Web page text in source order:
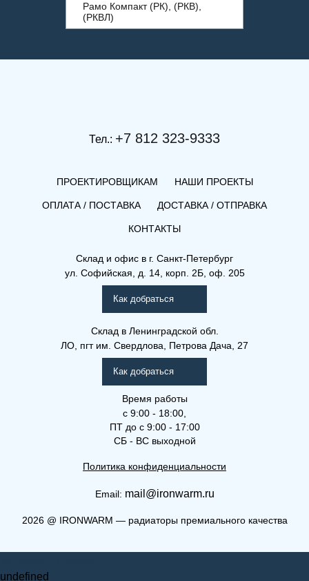
Рамо Компакт (РК), (РКВ),
(РКВЛ)
Рамо Компакт (РК), (РКВ),
(РКВ) 11-300-2800
Рамо Компакт (РК), (РКВ),
Тел.: +7 812 323-9333
ПРОЕКТИРОВЩИКАМ НАШИ ПРОЕКТЫ
ОПЛАТА / ПОСТАВКА ДОСТАВКА / ОТПРАВКА
КОНТАКТЫ
Склад и офис в г. Санкт-Петербург
ул. Софийская, д. 14, корп. 2Б, оф. 205
Как добраться
Склад в Ленинградской обл.
ЛО, пгт им. Свердлова, Петрова Дача, 27
Как добраться
Время работы
с 9:00 - 18:00,
ПТ до с 9:00 - 17:00
СБ - ВС выходной
Политика конфиденциальности
Email: mail@ironwarm.ru
2026@ IRONWARM — радиаторы премиального качества
undefined